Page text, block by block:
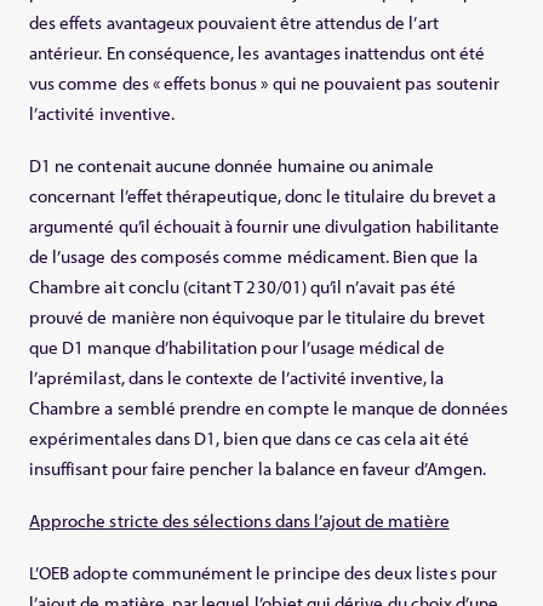
des effets avantageux pouvaient être attendus de l’art
antérieur. En conséquence, les avantages inattendus ont été
vus comme des « effets bonus » qui ne pouvaient pas soutenir
l’activité inventive.
D1 ne contenait aucune donnée humaine ou animale
concernant l’effet thérapeutique, donc le titulaire du brevet a
argumenté qu’il échouait à fournir une divulgation habilitante
de l’usage des composés comme médicament. Bien que la
Chambre ait conclu (citant T 230/01) qu’il n’avait pas été
prouvé de manière non équivoque par le titulaire du brevet
que D1 manque d’habilitation pour l’usage médical de
l’aprémilast, dans le contexte de l’activité inventive, la
Chambre a semblé prendre en compte le manque de données
expérimentales dans D1, bien que dans ce cas cela ait été
insuffisant pour faire pencher la balance en faveur d’Amgen.
Approche stricte des sélections dans l’ajout de matière
L’OEB adopte communément le principe des deux listes pour